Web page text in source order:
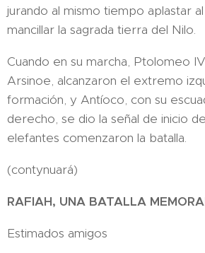
jurando al mismo tiempo aplastar
mancillar la sagrada tierra del Nilo.
Cuando en su marcha, Ptolomeo
Arsinoe, alcanzaron el extremo
formación, y Antíoco, con su
derecho, se dio la señal de inicio
elefantes comenzaron la batalla.
(contynuará)
RAFIAH, UNA BATALLA
Estimados amigos